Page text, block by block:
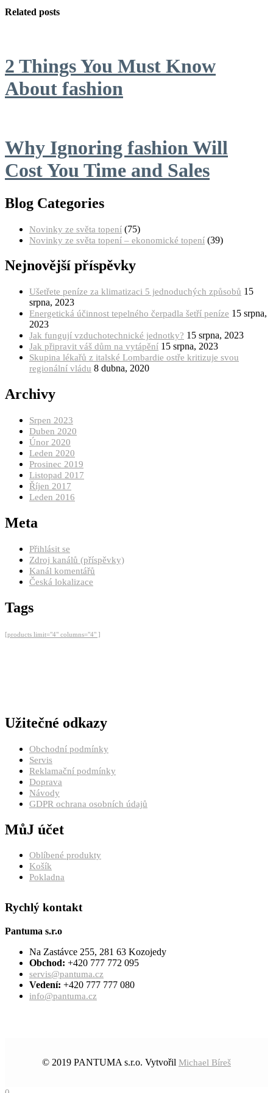
Related posts
2 Things You Must Know
About fashion
Why Ignoring fashion Will
Cost You Time and Sales
Blog Categories
Novinky ze světa topení (75)
Novinky ze světa topení – ekonomické topení (39)
Nejnovější příspěvky
Ušetřete peníze za klimatizaci 5 jednoduchých způsobů 15
srpna, 2023
Energetická účinnost tepelného čerpadla šetří peníze 15 srpna,
2023
Jak fungují vzduchotechnické jednotky? 15 srpna, 2023
Jak připravit váš dům na vytápění 15 srpna, 2023
Skupina lékařů z italské Lombardie ostře kritizuje svou
regionální vládu 8 dubna, 2020
Archivy
Srpen 2023
Duben 2020
Únor 2020
Leden 2020
Prosinec 2019
Listopad 2017
Říjen 2017
Leden 2016
Meta
Přihlásit se
Zdroj kanálů (příspěvky)
Kanál komentářů
Česká lokalizace
Tags
[products limit="4" columns="4" ]
Užitečné odkazy
Obchodní podmínky
Servis
Reklamační podmínky
Doprava
Návody
GDPR ochrana osobních údajů
MůJ účet
Oblíbené produkty
Košík
Pokladna
Rychlý kontakt
Pantuma s.r.o
Na Zastávce 255, 281 63 Kozojedy
Obchod: +420 777 772 095
servis@pantuma.cz
Vedení: +420 777 777 080
info@pantuma.cz
© 2019 PANTUMA s.r.o. Vytvořil Michael Bíreš